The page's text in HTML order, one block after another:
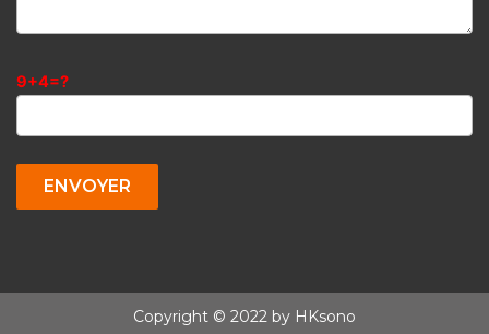
9+4=?
Copyright © 2022 by HKsono